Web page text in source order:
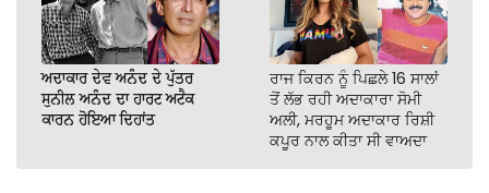
ਅਦਾਕਾਰ ਦੇਵ ਅਨੰਦ ਦੇ ਪੁੱਤਰ
ਸੁਨੀਲ ਅਨੰਦ ਦਾ ਹਾਰਟ ਅਟੈਕ
ਕਾਰਨ ਹੋਇਆ ਦਿਹਾਂਤ
ਰਾਜ ਕਿਰਨ ਨੂੰ ਪਿਛਲੇ 16 ਸਾਲਾਂ
ਤੋਂ ਲੱਭ ਰਹੀ ਅਦਾਕਾਰਾ ਸੋਮੀ
ਅਲੀ, ਮਰਹੂਮ ਅਦਾਕਾਰ ਰਿਸ਼ੀ
ਕਪੂਰ ਨਾਲ ਕੀਤਾ ਸੀ ਵਾਅਦਾ